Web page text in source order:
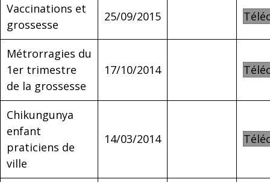
Vaccinations et
grossesse
25/09/2015
Métrorragies du
1er trimestre
de la grossesse
17/10/2014
Chikungunya
enfant
praticiens de
ville
14/03/2014